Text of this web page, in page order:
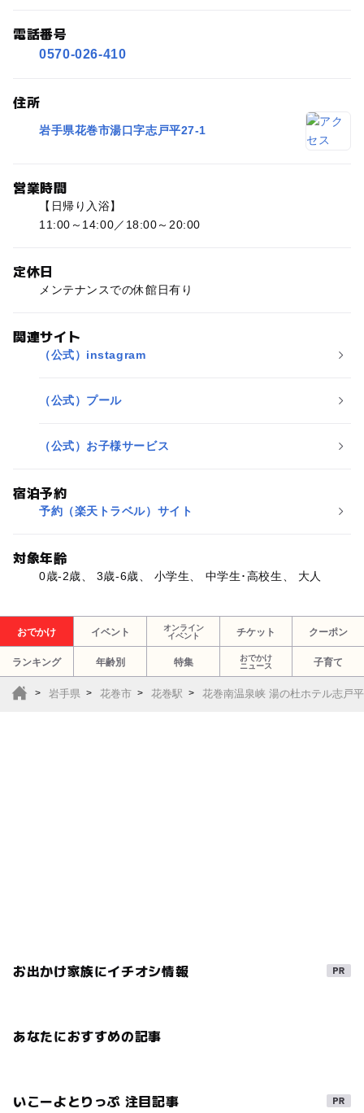
電話番号
0570-026-410
住所
岩手県花巻市湯口字志戸平27-1
営業時間
【日帰り入浴】
11:00～14:00／18:00～20:00
定休日
メンテナンスでの休館日有り
関連サイト
（公式）instagram
（公式）プール
（公式）お子様サービス
宿泊予約
予約（楽天トラベル）サイト
対象年齢
0歳-2歳、 3歳-6歳、 小学生、 中学生･高校生、 大人
おでかけ イベント
オンライン
イベント
チケット クーポン
ランキング 年齢別 特集
おでかけ
ニュース
子育て
岩手県 花巻市 花巻駅 花巻南温泉峡 湯の杜ホテル志戸平
お出かけ家族にイチオシ情報
あなたにおすすめの記事
いこーよとりっぷ 注目記事